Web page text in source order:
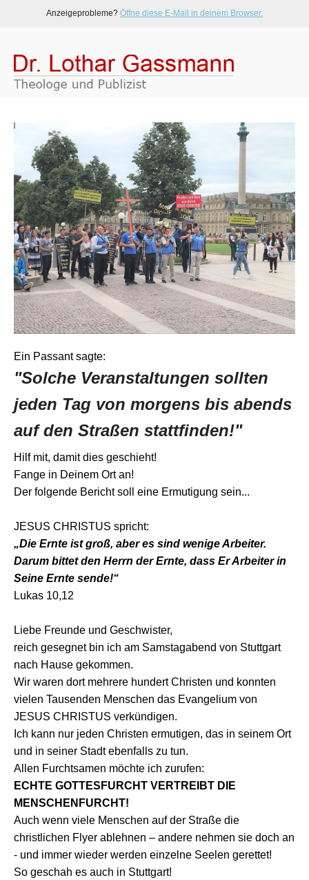
Anzeigeprobleme? Öffne diese E-Mail in deinem Browser.
Ein Passant sagte:
"Solche Veranstaltungen sollten
jeden Tag von morgens bis abends
auf den Straßen stattfinden!"
Hilf mit, damit dies geschieht!
Fange in Deinem Ort an!
Der folgende Bericht soll eine Ermutigung sein...
JESUS CHRISTUS spricht:
„Die Ernte ist groß, aber es sind wenige Arbeiter.
Darum bittet den Herrn der Ernte, dass Er Arbeiter in
Seine Ernte sende!“
Lukas 10,12
Liebe Freunde und Geschwister,
reich gesegnet bin ich am Samstagabend von Stuttgart
nach Hause gekommen.
Wir waren dort mehrere hundert Christen und konnten
vielen Tausenden Menschen das Evangelium von
JESUS CHRISTUS verkündigen.
Ich kann nur jeden Christen ermutigen, das in seinem Ort
und in seiner Stadt ebenfalls zu tun.
Allen Furchtsamen möchte ich zurufen:
ECHTE GOTTESFURCHT VERTREIBT DIE
MENSCHENFURCHT!
Auch wenn viele Menschen auf der Straße die
christlichen Flyer ablehnen – andere nehmen sie doch an
- und immer wieder werden einzelne Seelen gerettet!
So geschah es auch in Stuttgart!